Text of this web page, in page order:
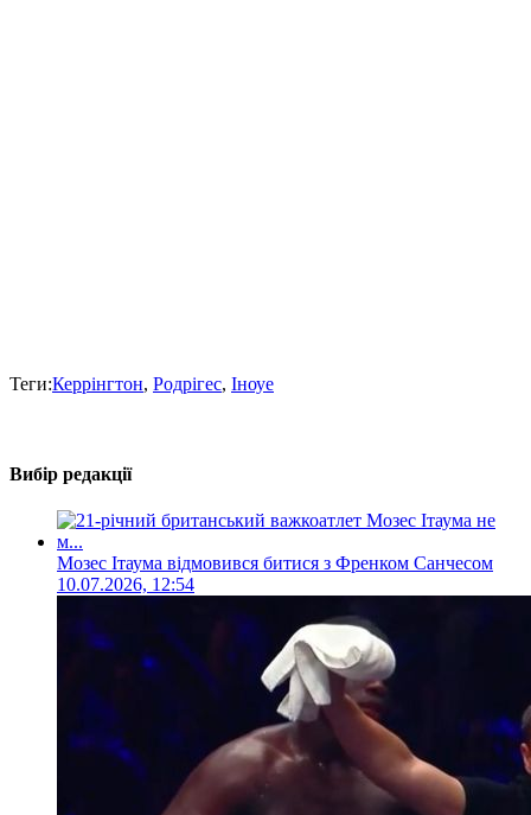
Теги:Керрінгтон, Родрігес, Іноуе
Вибір редакції
Мозес Ітаума відмовився битися з Френком Санчесом
10.07.2026, 12:54